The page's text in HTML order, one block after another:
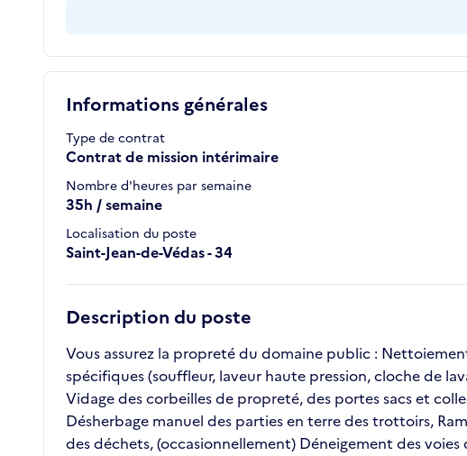
Informations générales
Type de contrat
Contrat de mission intérimaire
Nombre d'heures par semaine
35h / semaine
Localisation du poste
Saint-Jean-de-Védas - 34
Description du poste
Vous assurez la propreté du domaine public :
spécifiques (souffleur, laveur haute pression, cloche de
Vidage des corbeilles de propreté, des portes sacs et
Désherbage manuel des parties en terre des trottoirs,
des déchets, (occasionnellement) Déneigement des